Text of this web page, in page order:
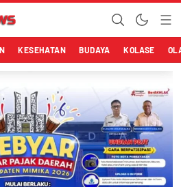
KESEHATAN BUDAYA KOLASE